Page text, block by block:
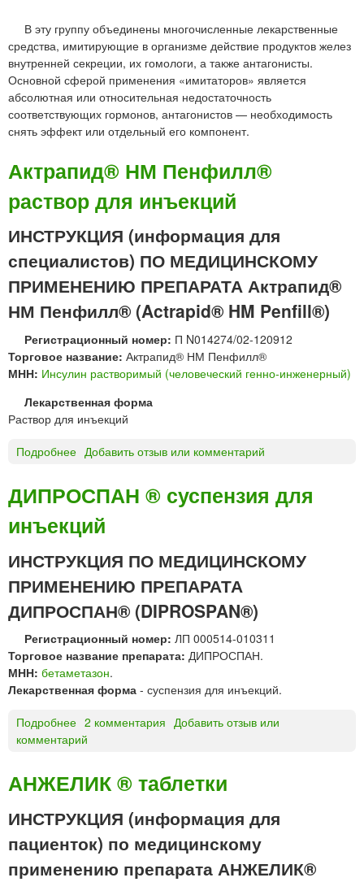
ю
В эту группу объединены многочисленные лекарственные
средства, имитирующие в организме действие продуктов желез
внутренней секреции, их гомологи, а также антагонисты.
Основной сферой применения «имитаторов» является
абсолютная или относительная недостаточность
соответствующих гормонов, антагонистов — необходимость
снять эффект или отдельный его компонент.
Актрапид® НМ Пенфилл®
раствор для инъекций
ИНСТРУКЦИЯ (информация для
специалистов) ПО МЕДИЦИНСКОМУ
ПРИМЕНЕНИЮ ПРЕПАРАТА Актрапид®
НМ Пенфилл® (Actrapid® HM Penfill®)
Регистрационный номер: П N014274/02-120912
Торговое название: Актрапид® НМ Пенфилл®
МНН: Инсулин растворимый (человеческий генно-инженерный)
Лекарственная форма
Раствор для инъекций
Подробнее
к
т
р
а
п
и
д
®
Н
М
П
е
н
л
®
р
а
с
т
о
Добавить отзыв или комментарий
ДИПРОСПАН ® суспензия для
инъекций
ИНСТРУКЦИЯ ПО МЕДИЦИНСКОМУ
ПРИМЕНЕНИЮ ПРЕПАРАТА
ДИПРОСПАН® (DIPROSPAN®)
Регистрационный номер: ЛП 000514-010311
Торговое название препарата: ДИПРОСПАН.
МНН: бетаметазон.
Лекарственная форма - суспензия для инъекций.
Подробнее
Д
П
Р
С
П
Н
2 комментария Добавить отзыв или
комментарий
АНЖЕЛИК ® таблетки
ИНСТРУКЦИЯ (информация для
пациенток) по медицинскому
применению препарата АНЖЕЛИК®